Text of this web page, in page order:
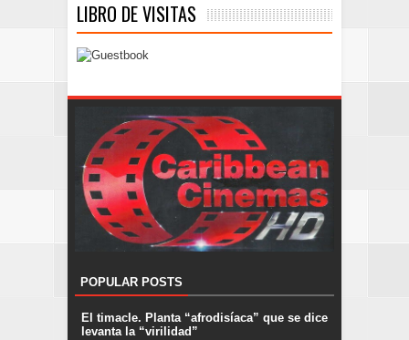
LIBRO DE VISITAS
POPULAR POSTS
El timacle. Planta “afrodisíaca” que se dice
levanta la “virilidad”